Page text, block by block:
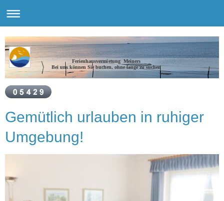
Ferienhausvermietung Meiners
Bei uns können Sie buchen, ohne lange zu suchen
Gemütlich urlauben in ruhiger
Umgebung!